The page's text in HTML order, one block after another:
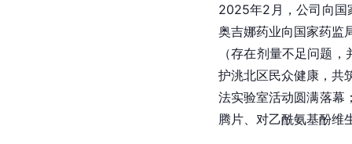
2025年2月，公司向国
奥吉娜药业向国家药监
（存在剂量不足问题
护洮北区民众健康，共
法实验室活动圆满落幕
腾片、对乙酰氨基酚维